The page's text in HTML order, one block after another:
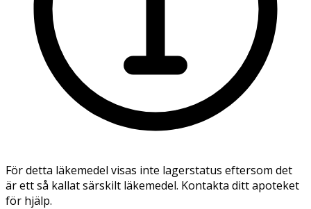
För detta läkemedel visas inte lagerstatus eftersom det
är ett så kallat särskilt läkemedel. Kontakta ditt apoteket
för hjälp.